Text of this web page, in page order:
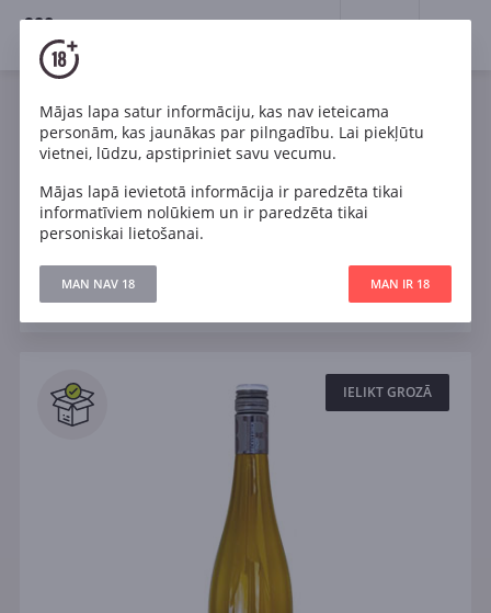
18+
Vācija Chardonnay Pinot Noir Riesling
Sauss
Filtri ATJAUNOT
Visi IELIKT GROZĀ
Mājas lapa satur informāciju, kas nav ieteicama
personām, kas jaunākas par pilngadību. Lai piekļūtu
vietnei, lūdzu, apstipriniet savu vecumu.
Mājas lapā ievietotā informācija ir paredzēta tikai
informatīviem nolūkiem un ir paredzēta tikai
personiskai lietošanai.
MAN NAV 18 MAN IR 18